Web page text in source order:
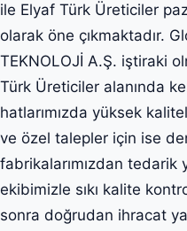
ile Elyaf Türk Üreticiler
olarak öne çıkmaktadır.
TEKNOLOJİ A.Ş. iştiraki
Türk Üreticiler alanında
hatlarımızda yüksek
ve özel talepler için ise
fabrikalarımızdan tedarik
ekibimizle sıkı kalite
sonra doğrudan ihracat